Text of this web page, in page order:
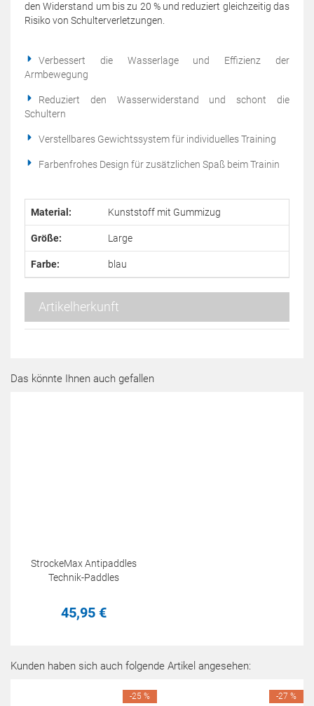
den Widerstand um bis zu 20 % und reduziert gleichzeitig das
Risiko von Schulterverletzungen.
Verbessert die Wasserlage und Effizienz der
Armbewegung
Reduziert den Wasserwiderstand und schont die
Schultern
Verstellbares Gewichtssystem für individuelles Training
Farbenfrohes Design für zusätzlichen Spaß beim Trainin
Material: Kunststoff mit Gummizug
Größe: Large
Farbe: blau
Artikelherkunft
Das könnte Ihnen auch gefallen
StrockeMax Antipaddles
Technik-Paddles
45,95 €
Kunden haben sich auch folgende Artikel angesehen:
-25 % -27 %